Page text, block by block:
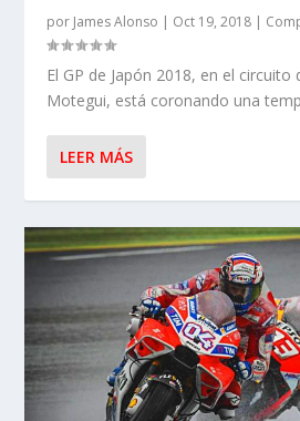
por James Alonso | Oct 19, 2018 |
El GP de Japón 2018, en el circuito
Motegui, está coronando una
LEER MÁS